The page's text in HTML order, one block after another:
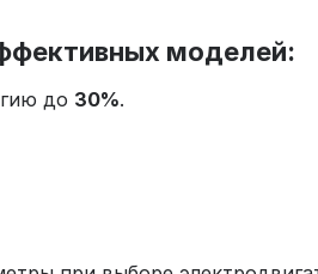
моделей:
до 30%.